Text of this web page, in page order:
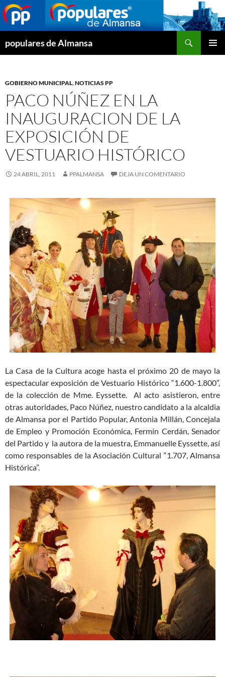
populares de Almansa
GOBIERNO MUNICIPAL,NOTICIAS PP
PACO NÚÑEZ EN LA
INAUGURACION DE LA
EXPOSICIÓN DE
VESTUARIO HISTÓRICO
24 ABRIL, 2011 PPALMANSA DEJA UN COMENTARIO
La Casa de la Cultura acoge hasta el próximo 20 de mayo la
espectacular exposición de Vestuario Histórico “1.600-1.800”,
de la colección de Mme. Eyssette. Al acto asistieron, entre
otras autoridades, Paco Núñez, nuestro candidato a la alcaldia
de Almansa por el Partido Popular, Antonia Millán, Concejala
de Empleo y Promoción Económica, Fermín Cerdán, Senador
del Partido y la autora de la muestra, Emmanuelle Eyssette, así
como responsables de la Asociación Cultural “1.707, Almansa
Histórica”.